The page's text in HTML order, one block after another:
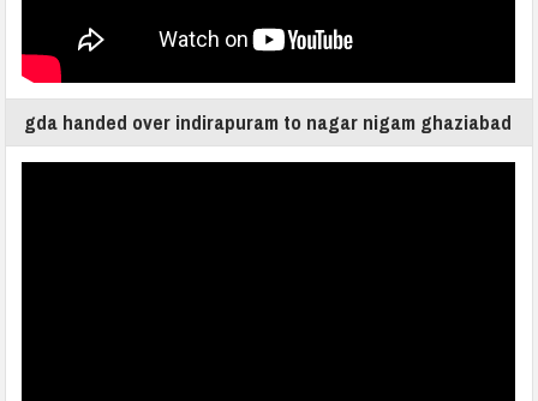
gda handed over indirapuram to nagar nigam ghaziabad